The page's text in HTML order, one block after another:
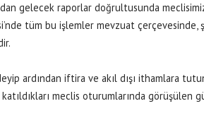
gelecek raporlar doğrultusunda
tüm bu işlemler mevzuat çerçevesinde,
ardından iftira ve akıl dışı ithamlara
meclis oturumlarında görüşülen